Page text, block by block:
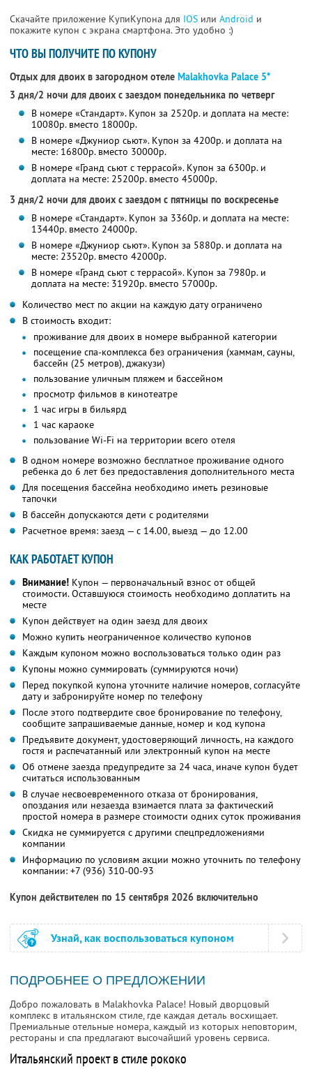
Скачайте приложение КупиКупона для IOS или Android и
покажите купон с экрана смартфона. Это удобно :)
ЧТО ВЫ ПОЛУЧИТЕ ПО КУПОНУ
Отдых для двоих в загородном отеле Malakhovka Palace 5*
3 дня/2 ночи для двоих с заездом понедельника по четверг
В номере «Стандарт». Купон за 2520р. и доплата на месте:
10080р. вместо 18000р.
В номере «Джуниор сьют». Купон за 4200р. и доплата на
месте: 16800р. вместо 30000р.
В номере «Гранд сьют с террасой». Купон за 6300р. и
доплата на месте: 25200р. вместо 45000р.
3 дня/2 ночи для двоих с заездом с пятницы по воскресенье
В номере «Стандарт». Купон за 3360р. и доплата на месте:
13440р. вместо 24000р.
В номере «Джуниор сьют». Купон за 5880р. и доплата на
месте: 23520р. вместо 42000р.
В номере «Гранд сьют с террасой». Купон за 7980р. и
доплата на месте: 31920р. вместо 57000р.
Количество мест по акции на каждую дату ограничено
В стоимость входит:
проживание для двоих в номере выбранной категории
посещение спа-комплекса без ограничения (хаммам, сауны,
бассейн (25 метров), джакузи)
пользование уличным пляжем и бассейном
просмотр фильмов в кинотеатре
1 час игры в бильярд
1 час караоке
пользование Wi-Fi на территории всего отеля
В одном номере возможно бесплатное проживание одного
ребенка до 6 лет без предоставления дополнительного места
Для посещения бассейна необходимо иметь резиновые
тапочки
В бассейн допускаются дети с родителями
Расчетное время: заезд — с 14.00, выезд — до 12.00
КАК РАБОТАЕТ КУПОН
Внимание! Купон — первоначальный взнос от общей
стоимости. Оставшуюся стоимость необходимо доплатить на
месте
Купон действует на один заезд для двоих
Можно купить неограниченное количество купонов
Каждым купоном можно воспользоваться только один раз
Купоны можно суммировать (суммируются ночи)
Перед покупкой купона уточните наличие номеров, согласуйте
дату и забронируйте номер по телефону
После этого подтвердите свое бронирование по телефону,
сообщите запрашиваемые данные, номер и код купона
Предъявите документ, удостоверяющий личность, на каждого
гостя и распечатанный или электронный купон на месте
Об отмене заезда предупредите за 24 часа, иначе купон будет
считаться использованным
В случае несвоевременного отказа от бронирования,
опоздания или незаезда взимается плата за фактический
простой номера в размере стоимости одних суток проживания
Скидка не суммируется с другими спецпредложениями
компании
Информацию по условиям акции можно уточнить по телефону
компании: +7 (936) 310-00-93
Купон действителен по 15 сентября 2026 включительно
Узнай, как воспользоваться купоном
ПОДРОБНЕЕ О ПРЕДЛОЖЕНИИ
Добро пожаловать в Malakhovka Palace! Новый дворцовый
комплекс в итальянском стиле, где каждая деталь восхищает.
Премиальные отельные номера, каждый из которых неповторим,
рестораны и спа предлагают высочайший уровень сервиса.
Итальянский проект в стиле рококо